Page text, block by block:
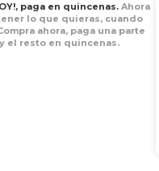
paga en quincenas. Ahora
lo que quieras, cuando
ahora, paga una parte
el resto en quincenas.